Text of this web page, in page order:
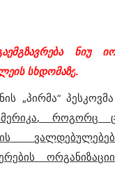
ნიუ
სხდომაზე.
„პირმა“ პესკოვმა
, როგორც